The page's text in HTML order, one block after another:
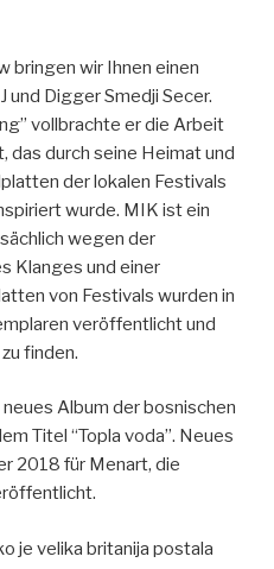
bringen wir Ihnen einen
und Digger Smedji Secer.
vollbrachte er die Arbeit
das durch seine Heimat und
der lokalen Festivals
wurde. MIK ist ein
wegen der
Klanges und einer
von Festivals wurden in
veröffentlicht und
finden.
Album der bosnischen
Titel “Topla voda”. Neues
2018 für Menart, die
je velika britanija postala